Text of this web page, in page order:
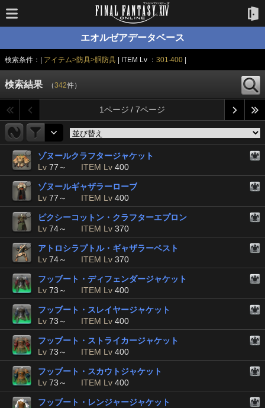
エオルゼアデータベース
検索条件：| アイテム>防具>胴防具 | ITEM Lv ： 301-400
検索結果 （342件）
1ページ / 7ページ
ゾヌールクラフタージャケット
Lv 77～ ITEM Lv 400
ゾヌールギャザラーローブ
Lv 77～ ITEM Lv 400
ピクシーコットン・クラフターエプロン
Lv 74～ ITEM Lv 370
アトロシラプトル・ギャザラーベスト
Lv 74～ ITEM Lv 370
フッブート・ディフェンダージャケット
Lv 73～ ITEM Lv 400
フッブート・スレイヤージャケット
Lv 73～ ITEM Lv 400
フッブート・ストライカージャケット
Lv 73～ ITEM Lv 400
フッブート・スカウトジャケット
Lv 73～ ITEM Lv 400
フッブート・レンジャージャケット